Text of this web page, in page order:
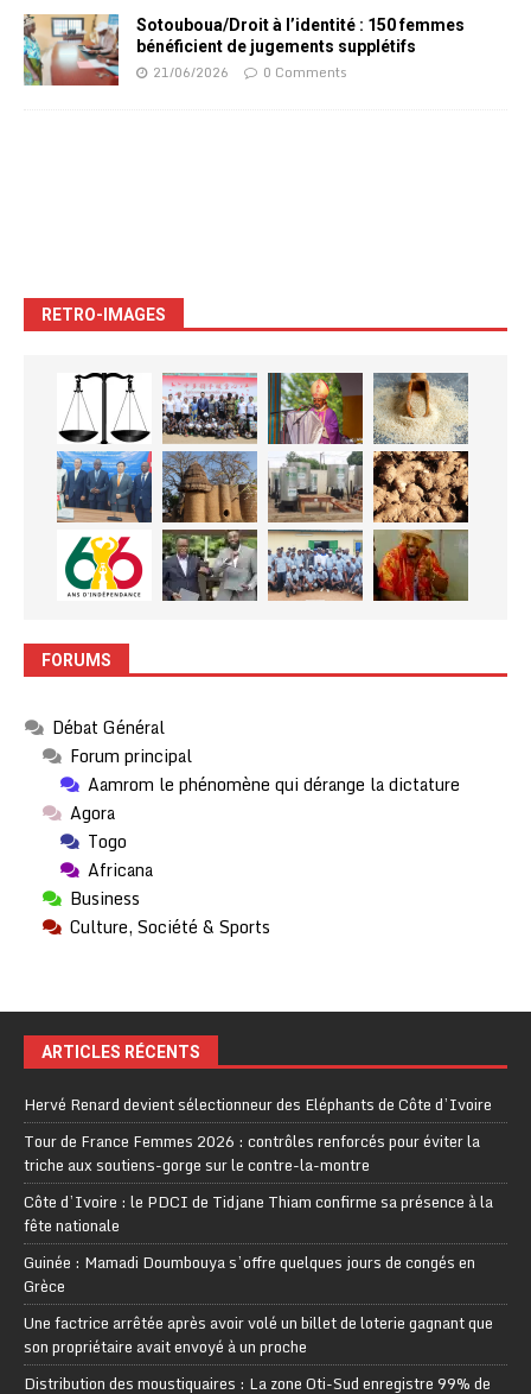
Sotouboua/Droit à l’identité : 150 femmes
bénéficient de jugements supplétifs
21/06/2026 0 Comments
RETRO-IMAGES
FORUMS
Débat Général
Forum principal
Aamrom le phénomène qui dérange la dictature
Agora
Togo
Africana
Business
Culture, Société & Sports
ARTICLES RÉCENTS
Hervé Renard devient sélectionneur des Eléphants de Côte d’Ivoire
Tour de France Femmes 2026 : contrôles renforcés pour éviter la
triche aux soutiens-gorge sur le contre-la-montre
Côte d’Ivoire : le PDCI de Tidjane Thiam confirme sa présence à la
fête nationale
Guinée : Mamadi Doumbouya s’offre quelques jours de congés en
Grèce
Une factrice arrêtée après avoir volé un billet de loterie gagnant que
son propriétaire avait envoyé à un proche
Distribution des moustiquaires : La zone Oti-Sud enregistre 99% de